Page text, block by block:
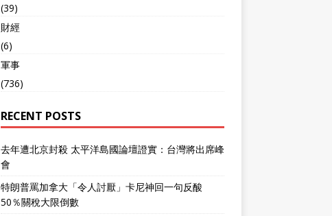
(39)
財經
(6)
軍事
(736)
RECENT POSTS
去年遭北京封殺 太平洋島國論壇證實：台灣將出席峰
會
特朗普罵加拿大「令人討厭」卡尼神回一句反酸
50％關稅大限倒數